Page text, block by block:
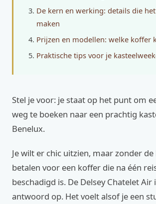
De kern en werking: details die
maken
Prijzen en modellen: welke koffer
Praktische tips voor je
Stel je voor: je staat op het punt om
weg te boeken naar een prachtig
Benelux.
Je wilt er chic uitzien, maar zonder
betalen voor een koffer die na één
beschadigd is. De Delsey Chatelet Air
antwoord op. Het voelt alsof je een